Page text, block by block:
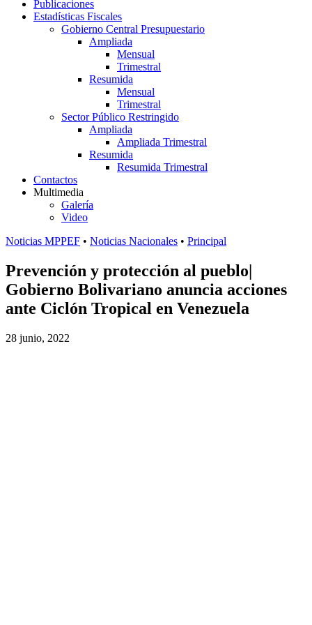
Publicaciones
Estadísticas Fiscales
Gobierno Central Presupuestario
Ampliada
Mensual
Trimestral
Resumida
Mensual
Trimestral
Sector Público Restringido
Ampliada
Ampliada Trimestral
Resumida
Resumida Trimestral
Contactos
Multimedia
Galería
Video
Noticias MPPEF • Noticias Nacionales • Principal
Prevención y protección al pueblo|
Gobierno Bolivariano anuncia acciones
ante Ciclón Tropical en Venezuela
28 junio, 2022